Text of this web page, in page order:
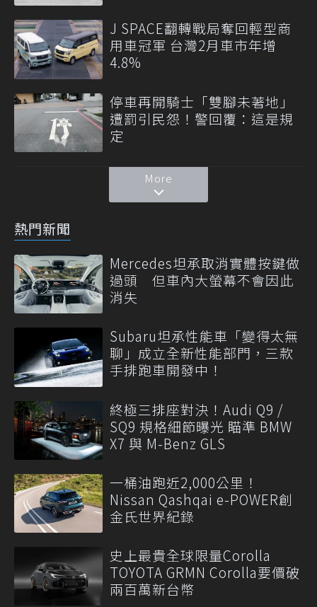
J SPACE翻轉戰局奪回輕型商
用車冠軍 台灣2月車市年增
4.8%
停車再開騎士「雙腳未著地」
遭罰引民怨！警回覆：這是規
定
More
熱門新聞
Mercedes坦承取消實體按鍵做
過頭 但車內大螢幕不會因此
消失
Subaru坦承性能車「變得太無
聊」成立全新性能部門，三款
手排跑車開發中！
終極三排座對決！Audi Q9 /
SQ9 規格細節曝光 瞄準 BMW
X7 與 M-Benz GLS
一桶油跑近2,000公里！
Nissan Qashqai e-POWER創
金氏世界紀錄
史上最貴全球限量Corolla
TOYOTA GRMN Corolla要價破
兩百萬新台幣